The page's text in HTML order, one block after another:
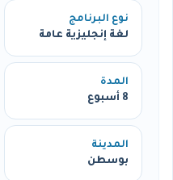
نوع البرنامج
لغة إنجليزية عامة
المدة
8 أسبوع
المدينة
بوسطن